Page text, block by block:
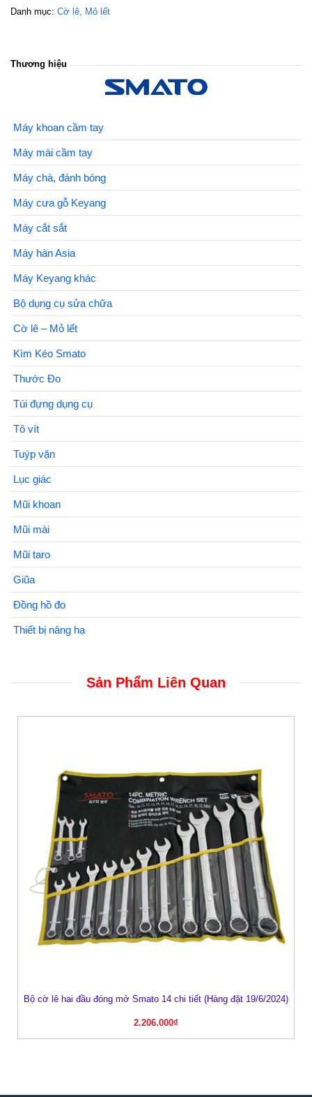
Danh mục: Cờ lê, Mỏ lết
Thương hiệu
Máy khoan cầm tay
Máy mài cầm tay
Máy chà, đánh bóng
Máy cưa gỗ Keyang
Máy cắt sắt
Máy hàn Asia
Máy Keyang khác
Bộ dụng cụ sửa chữa
Cờ lê – Mỏ lết
Kìm Kéo Smato
Thước Đo
Túi đựng dụng cụ
Tô vít
Tuýp vặn
Lục giác
Mũi khoan
Mũi mài
Mũi taro
Giũa
Đồng hồ đo
Thiết bị nâng hạ
Sản Phẩm Liên Quan
Bộ cờ lê hai đầu đóng mở Smato 14 chi tiết (Hàng đặt 19/6/2024)
2.206.000₫